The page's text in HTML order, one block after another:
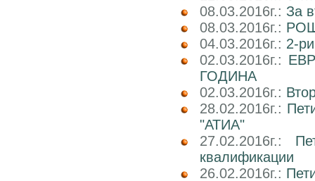
08.03.2016г.: За
08.03.2016г.: РОШ
04.03.2016г.: 2-
02.03.2016г.:
ГОДИНА
02.03.2016г.:
28.02.2016г.:
"АТИА"
27.02.2016г.:
квалификации
26.02.2016г.: